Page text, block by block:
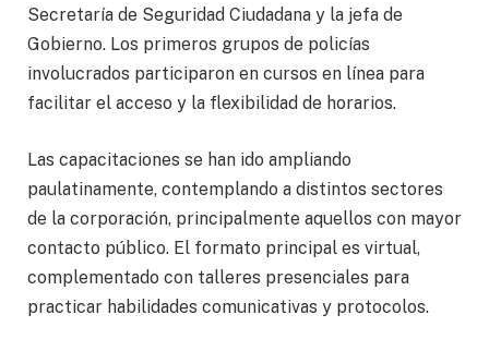
Secretaría de Seguridad Ciudadana y la jefa de
Gobierno. Los primeros grupos de policías
involucrados participaron en cursos en línea para
facilitar el acceso y la flexibilidad de horarios.
Las capacitaciones se han ido ampliando
paulatinamente, contemplando a distintos sectores
de la corporación, principalmente aquellos con mayor
contacto público. El formato principal es virtual,
complementado con talleres presenciales para
practicar habilidades comunicativas y protocolos.